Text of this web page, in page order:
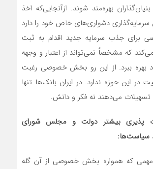
بهره‌مند شوند. ازآنجایی‌که اخذ
دشواری‌های خاص خود را دارد
جذب سرمایه جدید اقدام به ثبت
که مشخصاً نمی‌تواند از اعتبار و وجهه
بهره ببرد. از این رو بخش خصوصی رغبت
در این حوزه ندارد. در ایران بانک‌ها تنها
تسهیلات می‌دهند نه فکر و دانش.
پذیری بیشتر دولت و مجلس شورای
سیاست‌ها:
که همواره بخش خصوصی از آن گله